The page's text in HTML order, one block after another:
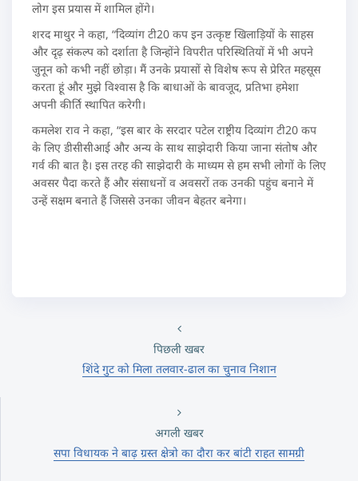
लोग इस प्रयास में शामिल होंगे।
शरद माथुर ने कहा, “दिव्यांग टी20 कप इन उत्कृष्ट खिलाड़ियों के साहस
और दृढ़ संकल्प को दर्शाता है जिन्होंने विपरीत परिस्थितियों में भी अपने
जुनून को कभी नहीं छोड़ा। मैं उनके प्रयासों से विशेष रूप से प्रेरित महसूस
करता हूं और मुझे विश्वास है कि बाधाओं के बावजूद, प्रतिभा हमेशा
अपनी कीर्ति स्थापित करेगी।
कमलेश राव ने कहा, “इस बार के सरदार पटेल राष्ट्रीय दिव्यांग टी20 कप
के लिए डीसीसीआई और अन्य के साथ साझेदारी किया जाना संतोष और
गर्व की बात है। इस तरह की साझेदारी के माध्यम से हम सभी लोगों के लिए
अवसर पैदा करते हैं और संसाधनों व अवसरों तक उनकी पहुंच बनाने में
उन्हें सक्षम बनाते हैं जिससे उनका जीवन बेहतर बनेगा।
पिछली खबर
शिंदे गुट को मिला तलवार-ढाल का चुनाव निशान
अगली खबर
सपा विधायक ने बाढ़ ग्रस्त क्षेत्रो का दौरा कर बांटी राहत सामग्री